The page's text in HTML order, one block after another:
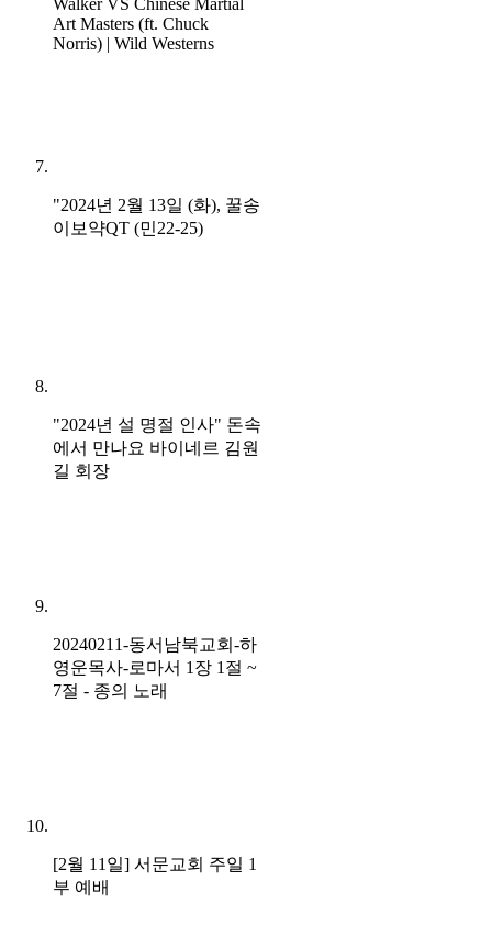
Art Masters (ft. Chuck
Norris) | Wild Westerns
"2024년 2월 13일 (화), 꿀송
이보약QT (민22-25)
"2024년 설 명절 인사" 돈속
에서 만나요 바이네르 김원
길 회장
20240211-동서남북교회-하
영운목사-로마서 1장 1절 ~
7절 - 종의 노래
[2월 11일] 서문교회 주일 1
부 예배